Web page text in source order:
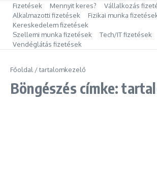
Fizetések Mennyit keres?
Vállalkozás
Alkalmazotti fizetések
Fizikai munka
Kereskedelem fizetések
Szellemi munka fizetések
Tech/IT fizetések
Vendéglátás fizetések
Főoldal /tartalomkezelő
Böngészés címke: